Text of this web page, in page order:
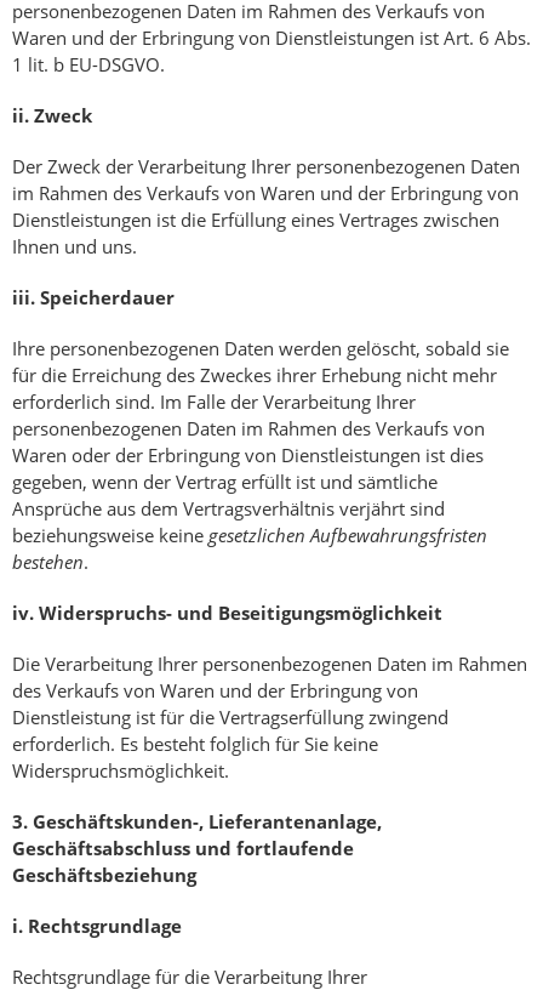
personenbezogenen Daten im Rahmen des Verkaufs von
Waren und der Erbringung von Dienstleistungen ist Art. 6 Abs.
1 lit. b EU-DSGVO.
ii. Zweck
Der Zweck der Verarbeitung Ihrer personenbezogenen Daten
im Rahmen des Verkaufs von Waren und der Erbringung von
Dienstleistungen ist die Erfüllung eines Vertrages zwischen
Ihnen und uns.
iii. Speicherdauer
Ihre personenbezogenen Daten werden gelöscht, sobald sie
für die Erreichung des Zweckes ihrer Erhebung nicht mehr
erforderlich sind. Im Falle der Verarbeitung Ihrer
personenbezogenen Daten im Rahmen des Verkaufs von
Waren oder der Erbringung von Dienstleistungen ist dies
gegeben, wenn der Vertrag erfüllt ist und sämtliche
Ansprüche aus dem Vertragsverhältnis verjährt sind
beziehungsweise keine gesetzlichen Aufbewahrungsfristen
bestehen.
iv. Widerspruchs- und Beseitigungsmöglichkeit
Die Verarbeitung Ihrer personenbezogenen Daten im Rahmen
des Verkaufs von Waren und der Erbringung von
Dienstleistung ist für die Vertragserfüllung zwingend
erforderlich. Es besteht folglich für Sie keine
Widerspruchsmöglichkeit.
3. Geschäftskunden-, Lieferantenanlage,
Geschäftsabschluss und fortlaufende
Geschäftsbeziehung
i. Rechtsgrundlage
Rechtsgrundlage für die Verarbeitung Ihrer